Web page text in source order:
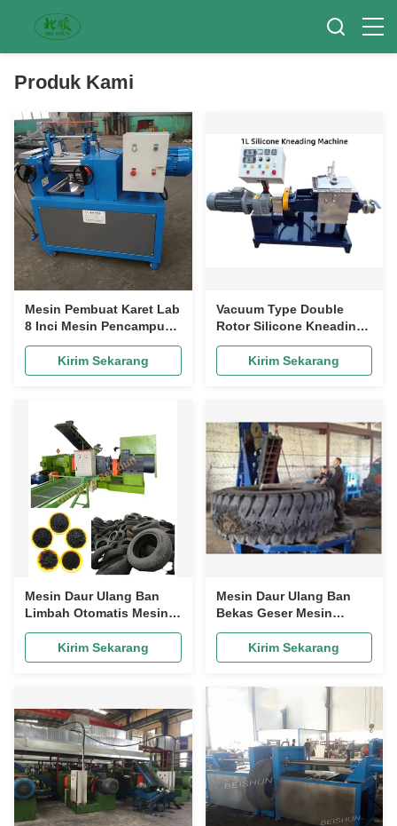
Produk Kami
Mesin Pembuat Karet Lab
8 Inci Mesin Pencampur
Kompon Karet Dua
GulunganKirim Sekarang
Vacuum Type Double
Rotor Silicone Kneading
Machine Mesin pengaduk
adonan silikon
Kirim Sekarang
Mesin Daur Ulang Ban
Limbah Otomatis Mesin
Daur Ulang Karet SGS
Kirim Sekarang
Mesin Daur Ulang Ban
Bekas Geser Mesin
Pemotong Ban Hidrolik
Untuk Selang Karet
Kirim Sekarang